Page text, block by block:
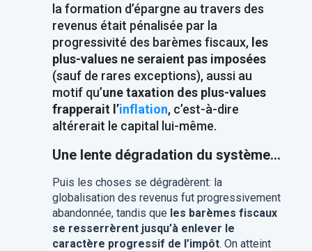
la formation d’épargne au travers des
revenus était pénalisée par la
progressivité des barèmes fiscaux, les
plus-values ne seraient pas imposées
(sauf de rares exceptions), aussi au
motif qu’une taxation des plus-values
frapperait l’inflation, c’est-à-dire
altérerait le capital lui-même.
Une lente dégradation du système...
Puis les choses se dégradèrent: la
globalisation des revenus fut progressivement
abandonnée, tandis que les barèmes fiscaux
se resserrèrent jusqu’à enlever le
caractère progressif de l’impôt. On atteint